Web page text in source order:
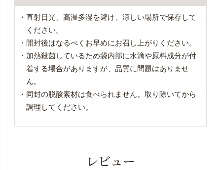
・直射日光、高温多湿を避け、涼しい場所で保存して
ください。
・開封後はなるべくお早めにお召し上がりください。
・加熱殺菌しているため袋内部に水滴や原料成分が付
着する場合がありますが、品質に問題はありませ
ん。
・同封の脱酸素材は食べられません。取り除いてから
調理してください。
レビュー